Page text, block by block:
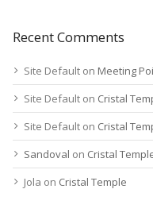
Recent Comments
Site Default on Meeting
Site Default on Cristal
Site Default on Cristal
Sandoval on Cristal
Jola on Cristal Temple